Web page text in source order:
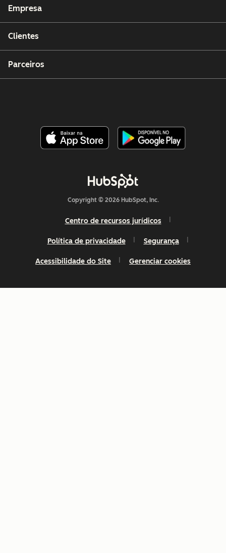
Empresa
Clientes
Parceiros
Copyright © 2026 HubSpot, Inc.
Centro de recursos jurídicos
Política de privacidade Segurança
Acessibilidade do Site Gerenciar cookies